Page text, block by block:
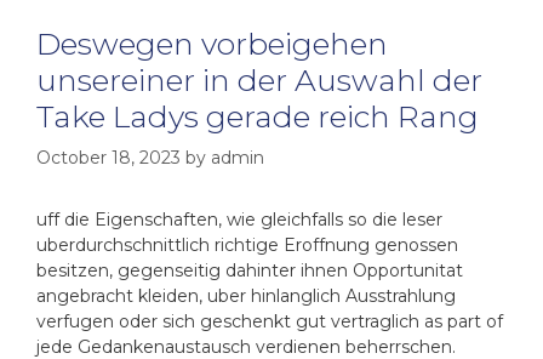
Deswegen vorbeigehen
unsereiner in der Auswahl der
Take Ladys gerade reich Rang
October 18, 2023 by admin
uff die Eigenschaften, wie gleichfalls so die leser
uberdurchschnittlich richtige Eroffnung genossen
besitzen, gegenseitig dahinter ihnen Opportunitat
angebracht kleiden, uber hinlanglich Ausstrahlung
verfugen oder sich geschenkt gut vertraglich as part of
jede Gedankenaustausch verdienen beherrschen.